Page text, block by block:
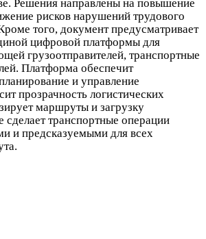
Решения направлены на повышение
рисков нарушений трудового
того, документ предусматривает
цифровой платформы для
грузоотправителей, транспортные
Платформа обеспечит
и управление
прозрачность логистических
маршруты и загрузку
сделает транспортные операции
и предсказуемыми для всех